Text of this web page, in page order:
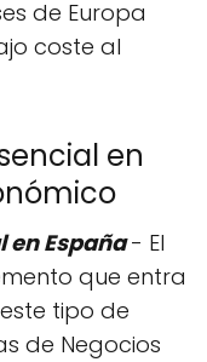
de Europa
coste al
en
en España - El
que entra
tipo de
de Negocios